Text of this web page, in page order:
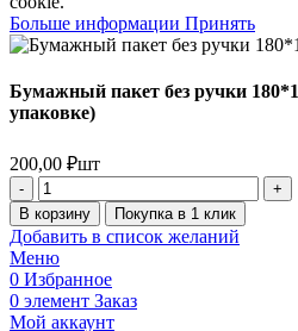
Больше информации Принять
Бумажный пакет без ручки
упаковке)
200,00 ₽шт
В корзину Покупка в 1 клик
Добавить в список желаний
Меню
0 Избранное
0 элемент Заказ
Мой аккаунт